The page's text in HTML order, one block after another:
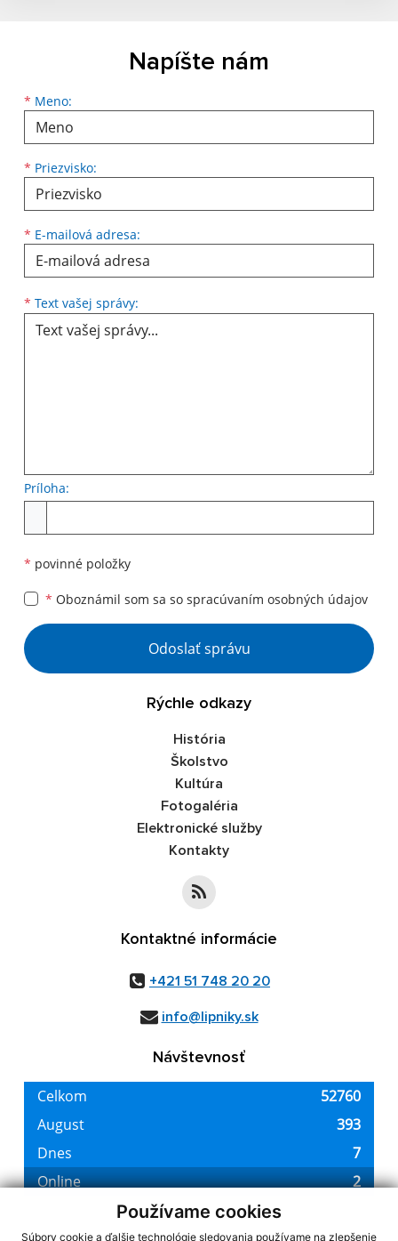
Používame cookies
Súbory cookie a ďalšie technológie sledovania používame na zlepšenie
Napíšte nám
* Meno:
Meno
* Priezvisko:
Priezvisko
* E-mailová adresa:
E-mailová adresa
* Text vašej správy:
Príloha:
* povinné položky
* Oboznámil som sa so spracúvaním osobných údajov
Google reCaptcha Response
Odoslať správu
Rýchle odkazy
História
Školstvo
Kultúra
Fotogaléria
Elektronické služby
Kontakty
Kontaktné informácie
+421 51 748 20 20
info@lipniky.sk
Návštevnosť